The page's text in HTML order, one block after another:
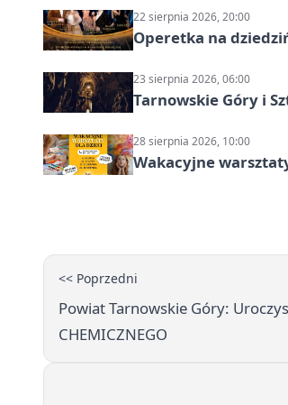
22 sierpnia 2026, 20:00
Operetka na
23 sierpnia 2026, 06:00
Tarnowskie Góry i
28 sierpnia 2026, 10:00
Wakacyjne
<< Poprzedni
Powiat Tarnowskie Góry:
CHEMICZNEGO